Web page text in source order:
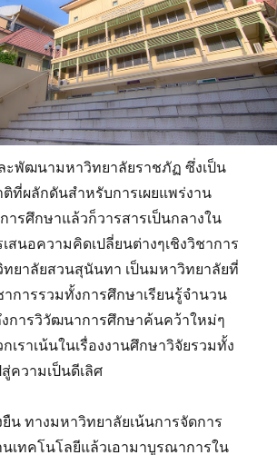
ะพัฒนามหาวิทยาลัยราชภัฏ ซึ่งเป็น
ที่ผลักดันสำหรับการเผยแพร่งาน
ารศึกษาแล้วก็วารสารเป็นกลางใน
เสนอความคิดเปลี่ยนต่างๆเชิงวิชาการ
ทยาลัยสวนสุนันทา เป็นมหาวิทยาลัยที่
การรวมทั้งการศึกษาเรียนรู้จำนวน
การวิวัฒนาการศึกษาค้นคว้าใหม่ๆ
เราเน้นในเรื่องงานศึกษาวิจัยรวมทั้ง
ความเป็นดีเลิศ
น ทางมหาวิทยาลัยเน้นการจัดการ
เทคโนโลยีแล้วเอามาบูรณาการใน